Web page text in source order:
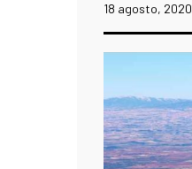
18 agosto, 2020